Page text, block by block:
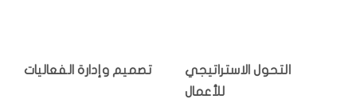
التحول الاستراتيجي
للأعمال
تصميم وإدارة الفعاليات